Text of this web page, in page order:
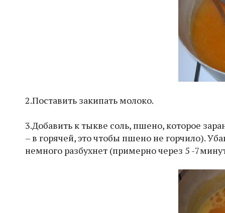
2.Поставить закипать молоко.
3.Добавить к тыкве соль, пшено, которое
– в горячей, это чтобы пшено не горчило).
немного разбухнет (примерно через 5 -